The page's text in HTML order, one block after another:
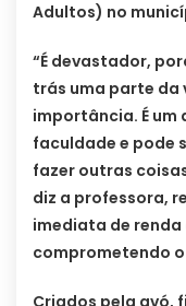
Adultos) no
“É devastador,
trás uma parte da
importância. É um
faculdade e pode
fazer outras
diz a professora,
imediata de
comprometendo